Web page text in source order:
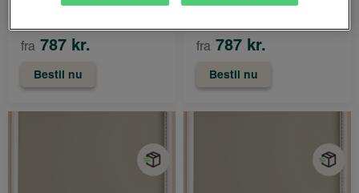
fra 787 kr.
Bestil nu
fra 787 kr.
Bestil nu